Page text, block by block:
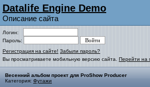
Datalife Engine Demo
Описание сайта
Логин:
Пароль:
Регистрация на сайте! Забыли пароль?
Вы просматриваете мобильную версию сайта. Перейти на
Весенний альбом проект для ProShow Producer
Категория: Футажи